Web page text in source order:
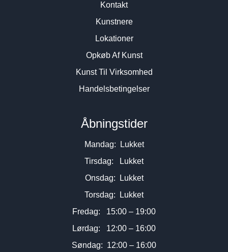
Kontakt
Kunstnere
Lokationer
Opkøb Af Kunst
Kunst Til Virksomhed
Handelsbetingelser
Åbningstider
Mandag: Lukket
Tirsdag: Lukket
Onsdag: Lukket
Torsdag: Lukket
Fredag: 15:00 – 19:00
Lørdag: 12:00 – 16:00
Søndag: 12:00 – 16:00